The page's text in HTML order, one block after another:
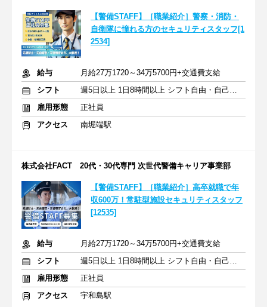
【警備STAFF】［職業紹介］警察・消防・
自衛隊に憧れる方のセキュリティスタッフ[1
2534]
給与
月給27万1720～34万5700円+交通費支給
シフト
週5日以上 1日8時間以上 シフト自由・自己申告
雇用形態
正社員
アクセス
南堀端駅
株式会社FACT 20代・30代専門 次世代警備キャリア事業部
【警備STAFF】［職業紹介］高卒就職で年
収600万！常駐型施設セキュリティスタッフ
[12535]
給与
月給27万1720～34万5700円+交通費支給
シフト
週5日以上 1日8時間以上 シフト自由・自己申告
雇用形態
正社員
アクセス
宇和島駅